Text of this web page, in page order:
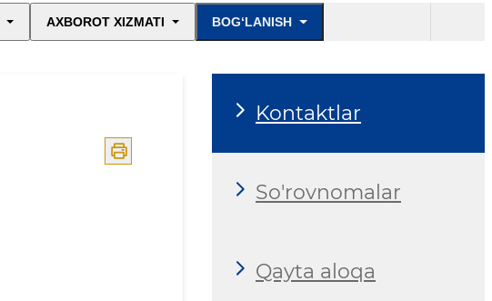
AXBOROT XIZMATI BOG‘LANISH
Kontaktlar
So'rovnomalar
Qayta aloqa